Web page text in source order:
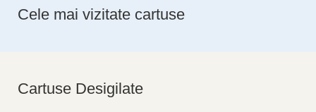
Cele mai vizitate cartuse
Cartuse Desigilate